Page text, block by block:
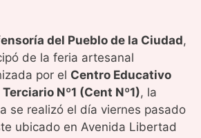
del Pueblo de la Ciudad,
de la feria artesanal
por el Centro Educativo
Nº1 (Cent Nº1), la
se realizó el día viernes pasado
ubicado en Avenida Libertad